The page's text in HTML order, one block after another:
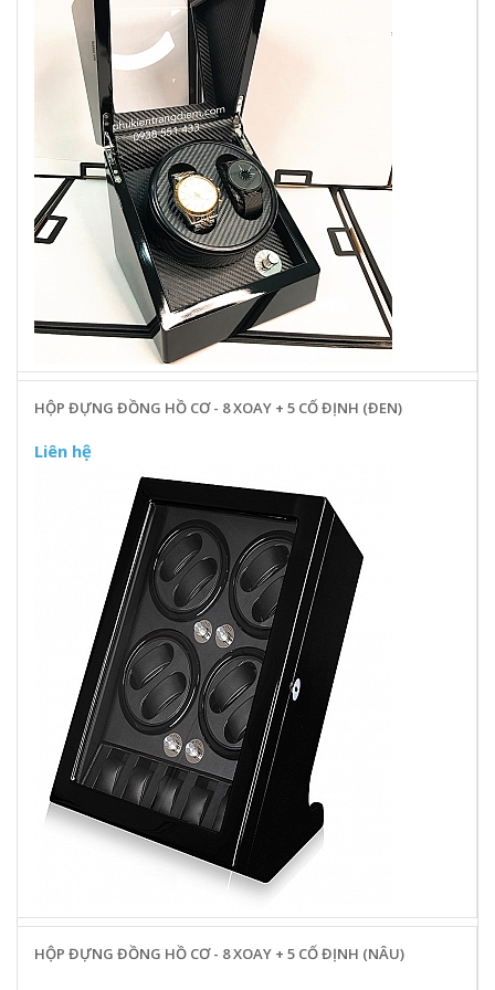
HỘP ĐỰNG ĐỒNG HỒ CƠ - 8 XOAY + 5 CỐ ĐỊNH (ĐEN)
Liên hệ
HỘP ĐỰNG ĐỒNG HỒ CƠ - 8 XOAY + 5 CỐ ĐỊNH (NÂU)